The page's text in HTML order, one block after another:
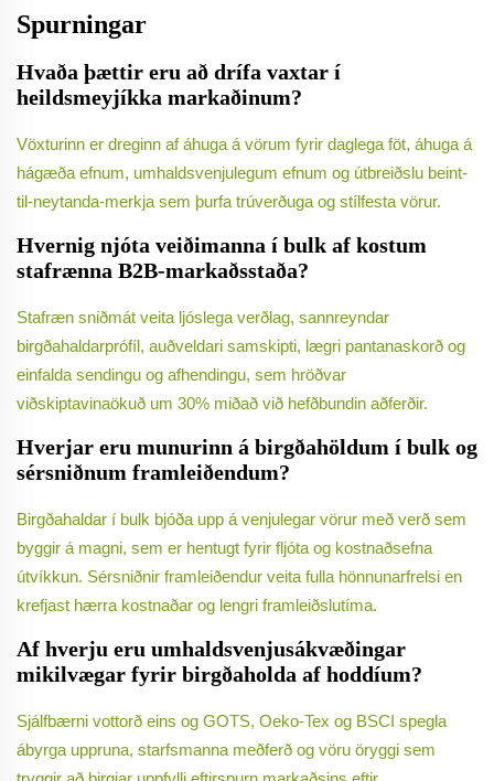
Spurningar
Hvaða þættir eru að drífa vaxtar í
heildsmeyjíkka markaðinum?
Vöxturinn er dreginn af áhuga á vörum fyrir daglega föt, áhuga á
hágæða efnum, umhaldsvenjulegum efnum og útbreiðslu beint-
til-neytanda-merkja sem þurfa trúverðuga og stílfesta vörur.
Hvernig njóta veiðimanna í bulk af kostum
stafrænna B2B-markaðsstaða?
Stafræn sniðmát veita ljóslega verðlag, sannreyndar
birgðahaldarprófíl, auðveldari samskipti, lægri pantanaskorð og
einfalda sendingu og afhendingu, sem hröðvar
viðskiptavinaökuð um 30% miðað við hefðbundin aðferðir.
Hverjar eru munurinn á birgðahöldum í bulk og
sérsniðnum framleiðendum?
Birgðahaldar í bulk bjóða upp á venjulegar vörur með verð sem
byggir á magni, sem er hentugt fyrir fljóta og kostnaðsefna
útvíkkun. Sérsniðnir framleiðendur veita fulla hönnunarfrelsi en
krefjast hærra kostnaðar og lengri framleiðslutíma.
Af hverju eru umhaldsvenjusákvæðingar
mikilvægar fyrir birgðaholda af hoddíum?
Sjálfbærni vottorð eins og GOTS, Oeko-Tex og BSCI spegla
ábyrga uppruna, starfsmanna meðferð og vöru öryggi sem